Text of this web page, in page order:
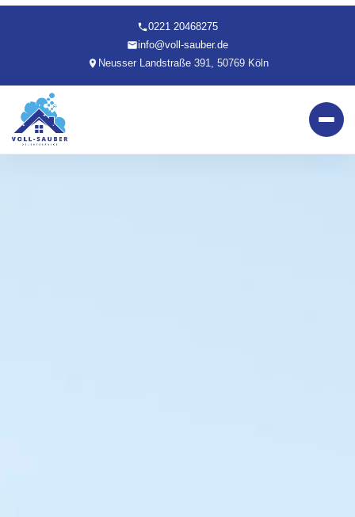
0221 20468275
info@voll-sauber.de
Neusser Landstraße 391, 50769 Köln